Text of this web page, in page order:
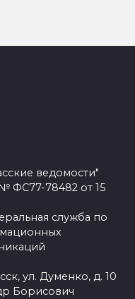
ведомости"
ФС77-78482 от 15
служба по
ул. Думенко, д. 10
Борисович